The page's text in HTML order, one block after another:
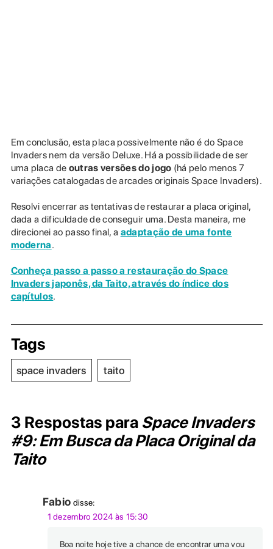
Em conclusão, esta placa possivelmente não é do Space
Invaders nem da versão Deluxe. Há a possibilidade de ser
uma placa de outras versões do jogo (há pelo menos 7
variações catalogadas de arcades originais Space Invaders).
Resolvi encerrar as tentativas de restaurar a placa original,
dada a dificuldade de conseguir uma. Desta maneira, me
direcionei ao passo final, a adaptação de uma fonte
moderna.
Conheça passo a passo a restauração do Space
Invaders japonês, da Taito, através do índice dos
capítulos.
Tags
space invaders taito
3 Respostas para Space Invaders
#9: Em Busca da Placa Original da
Taito
Fabio disse:
1 dezembro 2024 às 15:30
Boa noite hoje tive a chance de encontrar uma vou